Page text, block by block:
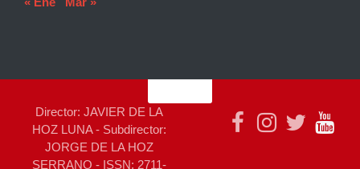
Director: JAVIER DE LA
HOZ LUNA - Subdirector:
JORGE DE LA HOZ
SERRANO - ISSN: 2711-